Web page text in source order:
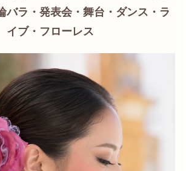
バラ・発表会・舞台・ダンス・ラ
イブ・フローレス